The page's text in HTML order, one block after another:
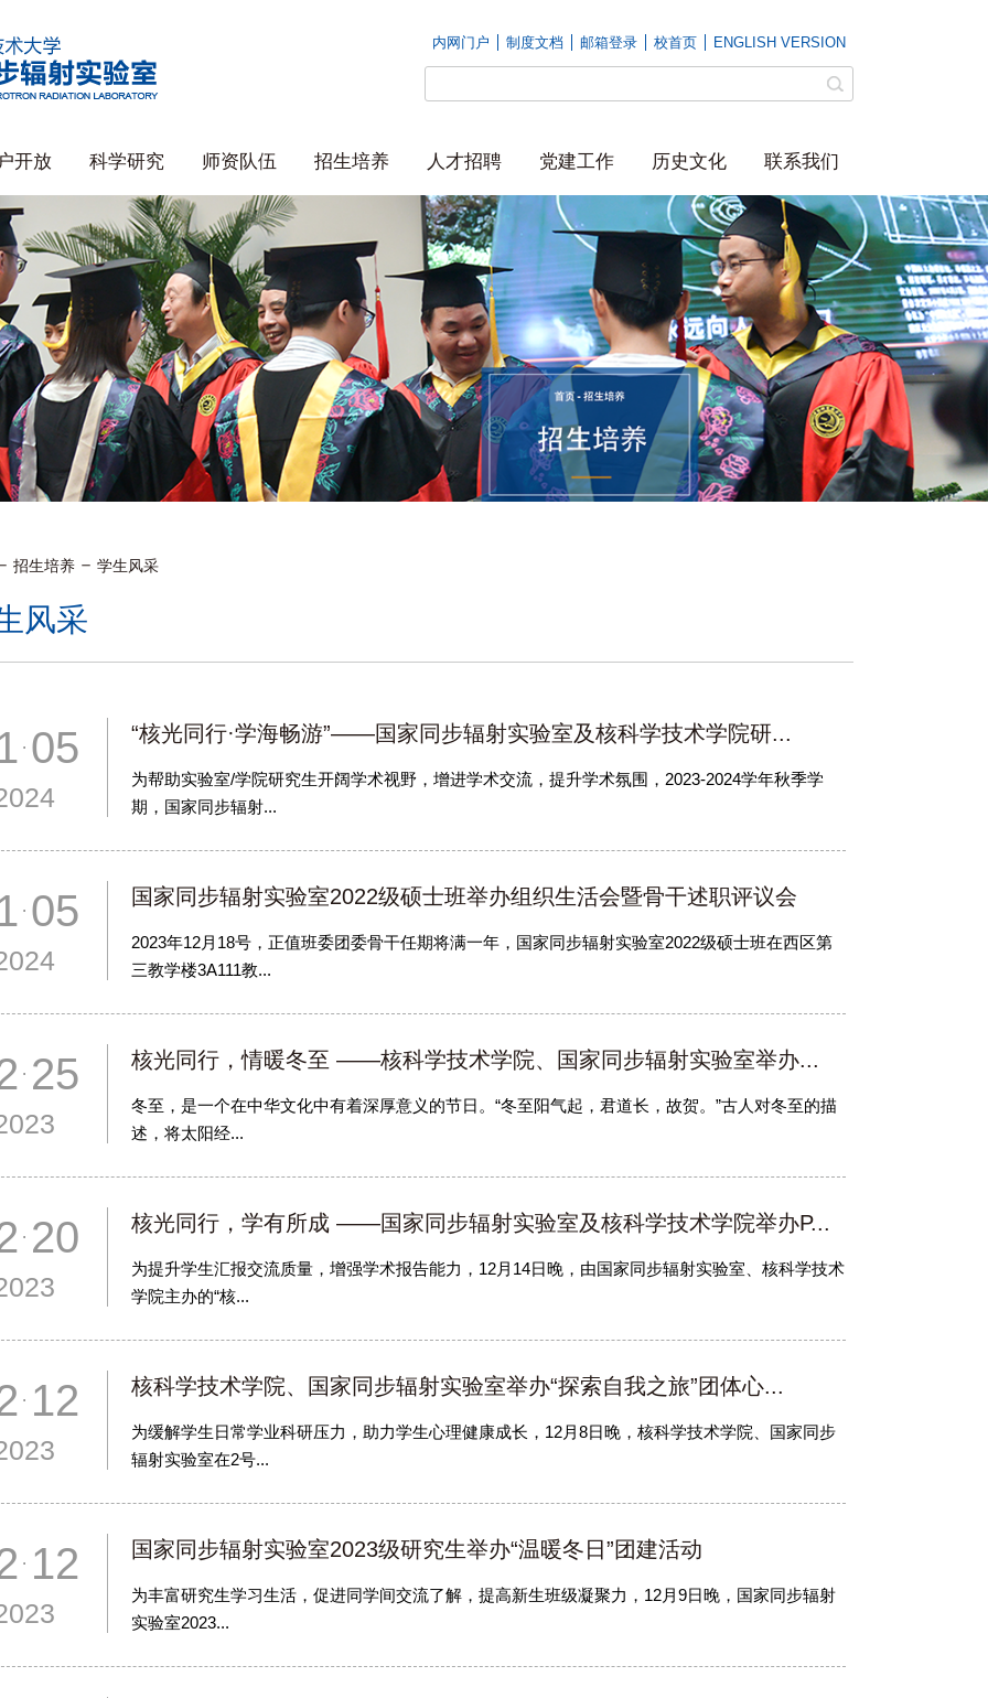
内网门户 制度文档 邮箱登录 校首页 ENGLISH VERSION
开放 科学研究 师资队伍 招生培养 人才招聘 党建工作 历史文化 联系我们
招生培养 学生风采
风采
05 “核光同行·学海畅游”——国家同步辐射实验室及核科学技术学院研...
为帮助实验室/学院研究生开阔学术视野，增进学术交流，提升学术氛围，2023-2024学年秋季学
期，国家同步辐射...
05 国家同步辐射实验室2022级硕士班举办组织生活会暨骨干述职评议会
2023年12月18号，正值班委团委骨干任期将满一年，国家同步辐射实验室2022级硕士班在西区第
三教学楼3A111教...
25 核光同行，情暖冬至 ——核科学技术学院、国家同步辐射实验室举办...
冬至，是一个在中华文化中有着深厚意义的节日。“冬至阳气起，君道长，故贺。”古人对冬至的描
述，将太阳经...
20 核光同行，学有所成 ——国家同步辐射实验室及核科学技术学院举办P...
为提升学生汇报交流质量，增强学术报告能力，12月14日晚，由国家同步辐射实验室、核科学技术
学院主办的“核...
12 核科学技术学院、国家同步辐射实验室举办“探索自我之旅”团体心...
为缓解学生日常学业科研压力，助力学生心理健康成长，12月8日晚，核科学技术学院、国家同步
辐射实验室在2号...
12 国家同步辐射实验室2023级研究生举办“温暖冬日”团建活动
为丰富研究生学习生活，促进同学间交流了解，提高新生班级凝聚力，12月9日晚，国家同步辐射
实验室2023...